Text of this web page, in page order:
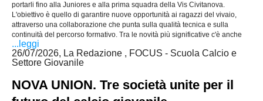
portarli fino alla Juniores e alla prima squadra della Vis Civitanova.
L'obiettivo è quello di garantire nuove opportunità ai ragazzi del vivaio,
attraverso una collaborazione che punta sulla qualità tecnica e sulla
continuità del percorso formativo. Tra le novità più significative c'è anche
...leggi
26/07/2026, La Redazione , FOCUS - Scuola Calcio e
Settore Giovanile
NOVA UNION. Tre società unite per il